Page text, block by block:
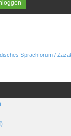
Sprachforum /